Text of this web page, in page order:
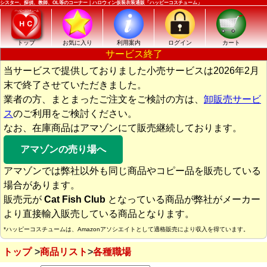
シスター、探偵、教師、OL等のコーナー｜ハロウィン仮装衣装通販「ハッピーコスチューム」
トップ お気に入り 利用案内 ログイン カート
サービス終了
当サービスで提供しておりました小売サービスは2026年2月
末で終了させていただきました。
業者の方、まとまったご注文をご検討の方は、 卸販売サービ
スのご利用をご検討ください。
なお、在庫商品はアマゾンにて販売継続しております。
アマゾンの売り場へ
アマゾンでは弊社以外も同じ商品やコピー品を販売している
場合があります。
販売元が Cat Fish Club となっている商品が弊社がメーカー
より直接輸入販売している商品となります。
*ハッピーコスチュームは、Amazonアソシエイトとして適格販売により収入を得ています。
トップ 商品リスト 各種職場